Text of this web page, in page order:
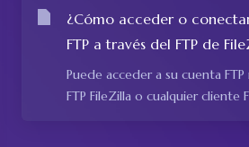
¿Cómo acceder o
FTP a través del FTP de
Puede acceder a su cuenta
FTP FileZilla o cualquier cliente